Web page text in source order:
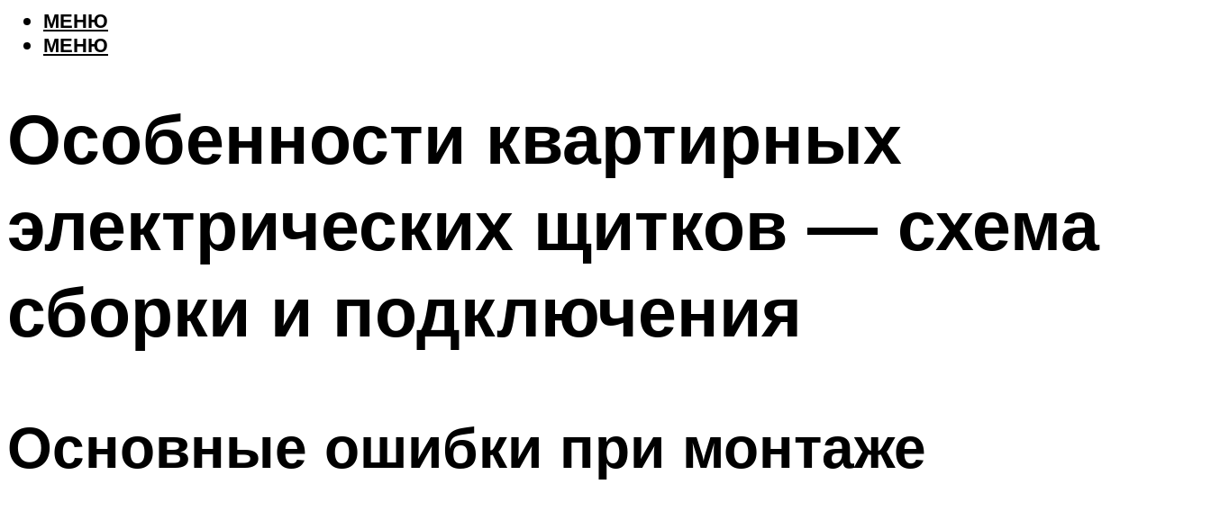
МЕНЮ
МЕНЮ
Особенности квартирных
электрических щитков — схема
сборки и подключения
Основные ошибки при монтаже